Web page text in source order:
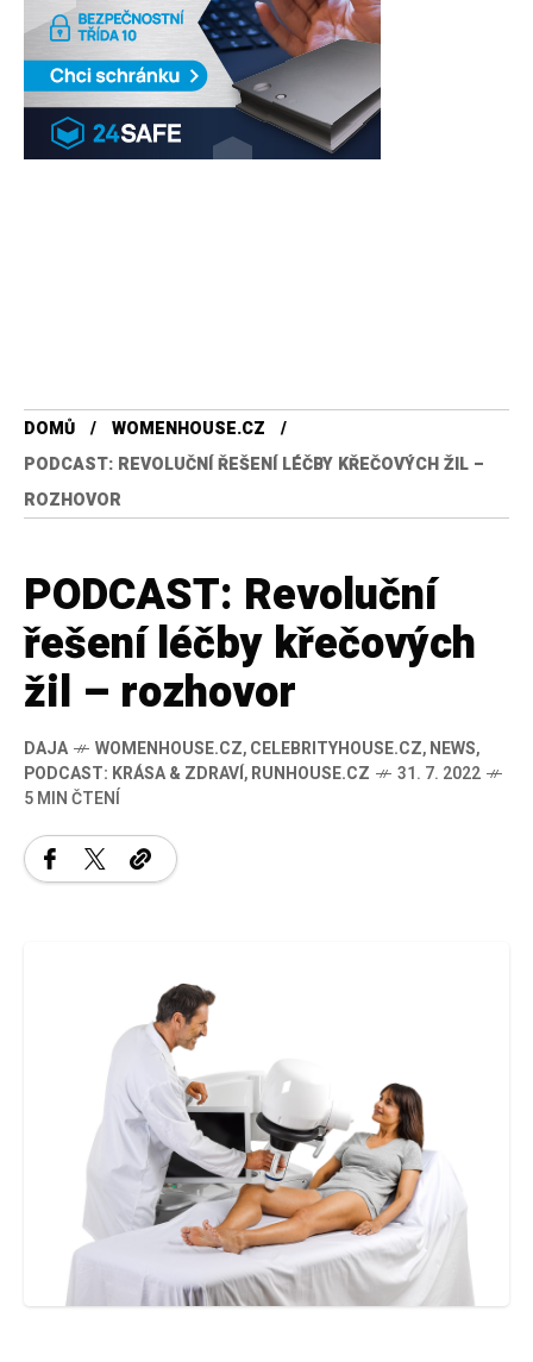
DOMŮ
WOMENHOUSE.CZ
PODCAST: REVOLUČNÍ ŘEŠENÍ LÉČBY KŘEČOVÝCH ŽIL –
ROZHOVOR
PODCAST: Revoluční
řešení léčby křečových
žil – rozhovor
DAJA WOMENHOUSE.CZ,CELEBRITYHOUSE.CZ,NEWS,
PODCAST: KRÁSA & ZDRAVÍ,RUNHOUSE.CZ
31. 7. 2022
5 MIN ČTENÍ